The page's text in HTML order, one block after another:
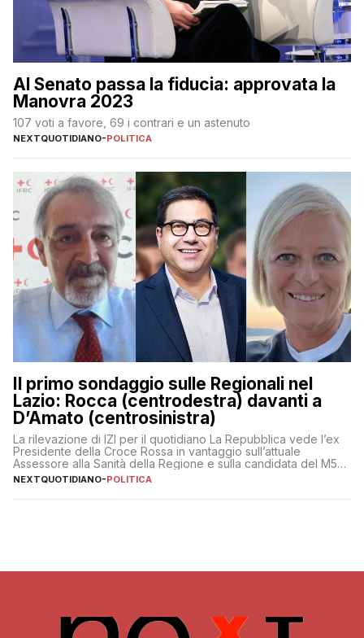
Al Senato passa la fiducia: approvata la
Manovra 2023
107 voti a favore, 69 i contrari e un astenuto
NEXTQUOTIDIANO-POLITICA
Il primo sondaggio sulle Regionali nel
Lazio: Rocca (centrodestra) davanti a
D’Amato (centrosinistra)
La rilevazione di IZI per il quotidiano La Repubblica vede l’ex
Presidente della Croce Rossa in vantaggio sull’attuale
Assessore alla Sanità della Regione e sulla candidata del M5S
Donatella Bianchi
NEXTQUOTIDIANO-POLITICA